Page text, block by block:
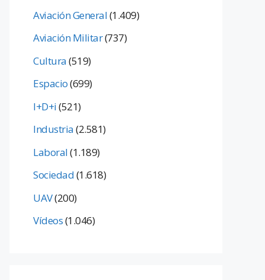
Aviación General(1.409)
Aviación Militar(737)
Cultura(519)
Espacio(699)
I+D+i(521)
Industria(2.581)
Laboral(1.189)
Sociedad(1.618)
UAV(200)
Vídeos(1.046)